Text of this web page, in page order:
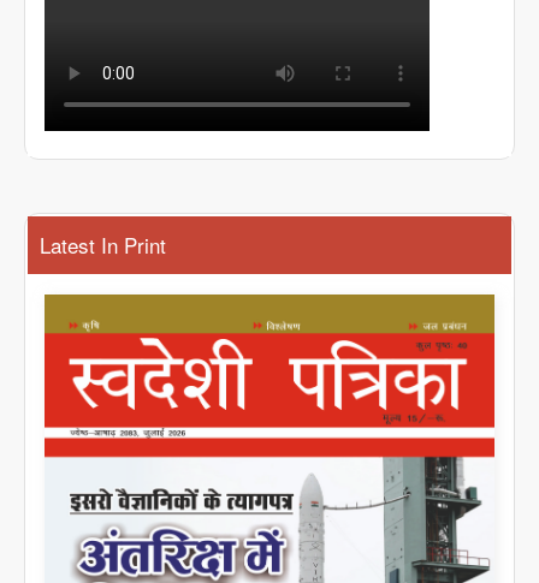
Latest In Print